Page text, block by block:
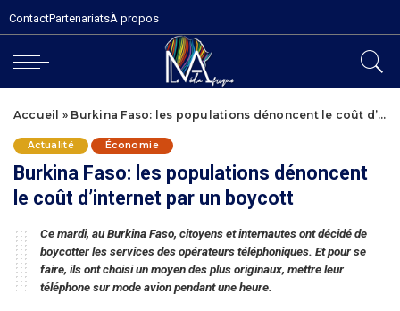
ContactPartenariatsÀ propos
Accueil » Burkina Faso: les populations dénoncent le coût d’internet par un boycott
Actualité Économie
Burkina Faso: les populations dénoncent
le coût d’internet par un boycott
Ce mardi, au Burkina Faso, citoyens et internautes ont décidé de
boycotter les services des opérateurs téléphoniques. Et pour se
faire, ils ont choisi un moyen des plus originaux, mettre leur
téléphone sur mode avion pendant une heure.